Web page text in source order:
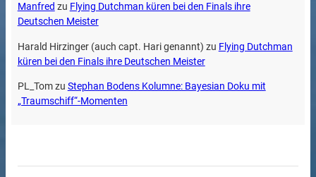
Manfred zu Flying Dutchman küren bei den Finals ihre
Deutschen Meister
Harald Hirzinger (auch capt. Hari genannt) zu Flying Dutchman
küren bei den Finals ihre Deutschen Meister
PL_Tomzu Stephan Bodens Kolumne: Bayesian Doku mit
„Traumschiff“-Momenten